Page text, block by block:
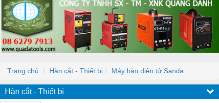
Trang chủ Hàn cắt - Thiết bị Máy hàn điện tử Sanda
Hàn cắt - Thiết bị